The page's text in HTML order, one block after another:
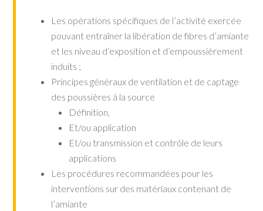
Les opérations spécifiques de l’activité exercée
pouvant entraîner la libération de fibres d’amiante
et les niveau d’exposition et d’empoussièrement
induits ;
Principes généraux de ventilation et de captage
des poussières à la source
Définition,
Et/ou application
Et/ou transmission et contrôle de leurs
applications
Les procédures recommandées pour les
interventions sur des matériaux contenant de
l’amiante